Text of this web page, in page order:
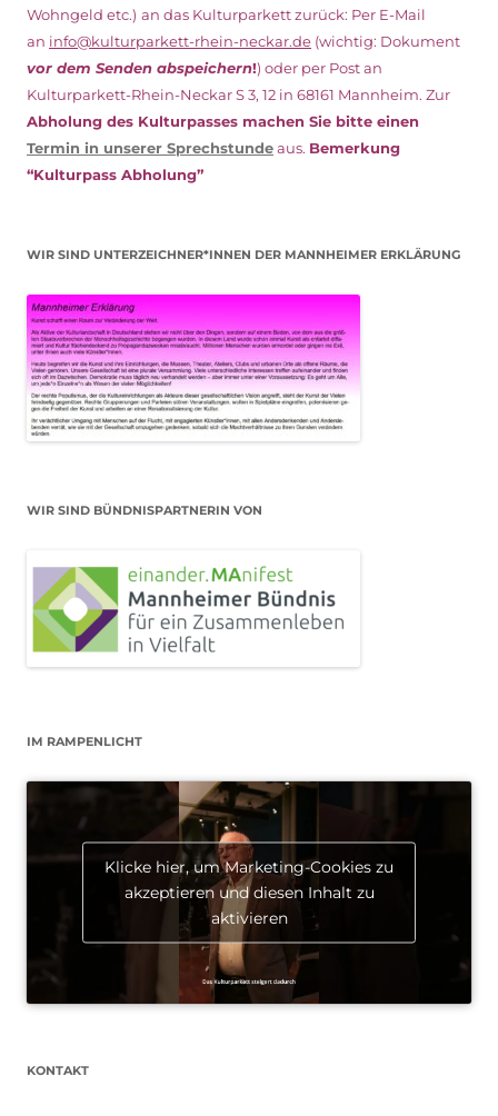
Wohngeld etc.) an das Kulturparkett zurück: Per E-Mail
an info@kulturparkett-rhein-neckar.de (wichtig: Dokument
vor dem Senden abspeichern!) oder per Post an
Kulturparkett-Rhein-Neckar S 3, 12 in 68161 Mannheim. Zur
Abholung des Kulturpasses machen Sie bitte einen
Termin in unserer Sprechstundeaus. Bemerkung
“Kulturpass Abholung”
WIR SIND UNTERZEICHNER*INNEN DER MANNHEIMER ERKLÄRUNG
WIR SIND BÜNDNISPARTNERIN VON
IM RAMPENLICHT
Klicke hier, um Marketing-Cookies zu
akzeptieren und diesen Inhalt zu
aktivieren
KONTAKT